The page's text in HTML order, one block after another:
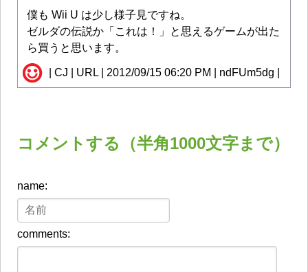
僕も Wii U は少し様子見ですね。
ゼルダの伝説か「これは！」と思えるゲームが出た
ら買うと思います。
| CJ | URL | 2012/09/15 06:20 PM | ndFUm5dg |
コメントする（半角1000文字まで）
name:
comments: